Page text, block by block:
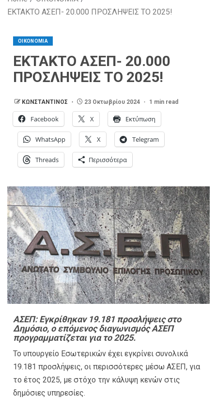
ΕΚΤΑΚΤΟ ΑΣΕΠ- 20.000 ΠΡΟΣΛΗΨΕΙΣ ΤΟ 2025!
ΟΙΚΟΝΟΜΙΑ
ΕΚΤΑΚΤΟ ΑΣΕΠ- 20.000
ΠΡΟΣΛΗΨΕΙΣ ΤΟ 2025!
ΚΩΝΣΤΑΝΤΙΝΟΣ 23 Οκτωβρίου 2024 1 min read
Facebook X Εκτύπωση
WhatsApp X Telegram
Threads Περισσότερα
ΑΣΕΠ: Εγκρίθηκαν 19.181 προσλήψεις στο
Δημόσιο, ο επόμενος διαγωνισμός ΑΣΕΠ
προγραμματίζεται για το 2025.
Το υπουργείο Εσωτερικών έχει εγκρίνει συνολικά
19.181 προσλήψεις, οι περισσότερες μέσω ΑΣΕΠ, για
το έτος 2025, με στόχο την κάλυψη κενών στις
δημόσιες υπηρεσίες.